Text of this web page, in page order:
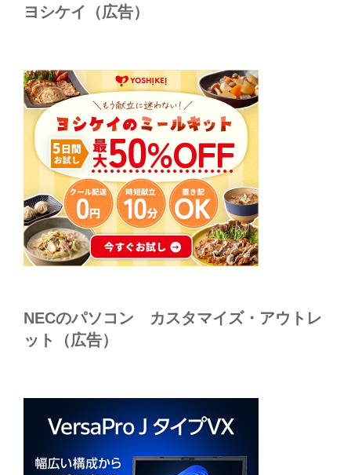
ヨシケイ（広告）
NECのパソコン カスタマイズ・アウトレ
ット（広告）